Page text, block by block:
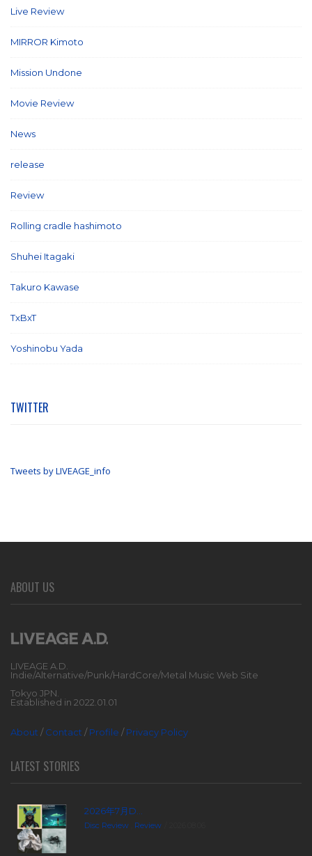
Live Review
MIRROR Kimoto
Mission Undone
Movie Review
News
release
Review
Rolling cradle hashimoto
Shuhei Itagaki
Takuro Kawase
TxBxT
Yoshinobu Yada
TWITTER
Tweets by LIVEAGE_info
ABOUT US
LIVEAGE A.D.
Indie/Alternative/Punk/HardCore/Metal Music Web Site
Tokyo JPN.
Established in 2022.01.01
About /Contact /Profile /Privacy Policy
LATEST STORIES
2026年7月D...
Disc Review Review